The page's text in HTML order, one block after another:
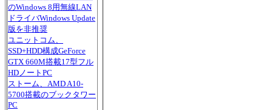
のWindows 8用無線LAN
ドライバWindows Update
版を非推奨
ユニットコム、
SSD+HDD構成GeForce
GTX 660M搭載17型フル
HDノートPC
ストーム、AMD A10-
5700搭載のブックタワー
PC